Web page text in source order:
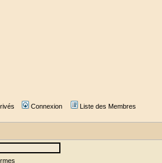
Connexion Liste des Membres